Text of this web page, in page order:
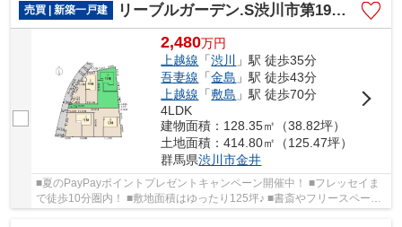
売買 | 新築一戸建
リーブルガーデン.S渋川市第19金井ー②
2,480万円
上越線 「渋川
」駅 徒歩35分
吾妻線 「金島 」駅 徒歩43分
上越線 「敷島 」駅 徒歩70分
4LDK
建物面積：128.35㎡（38.82坪）
土地面積：414.80㎡（125.47坪）
群馬県渋川市金井
■夏のPayPayポイントプレゼントキャンペーン開催中！ ■フレッセイま
で徒歩10分圏内！ ■敷地面積はゆったり125坪♪ ■書斎やフリースペース
など用途多彩な納戸付き！ ○渋川北小学校まで1...